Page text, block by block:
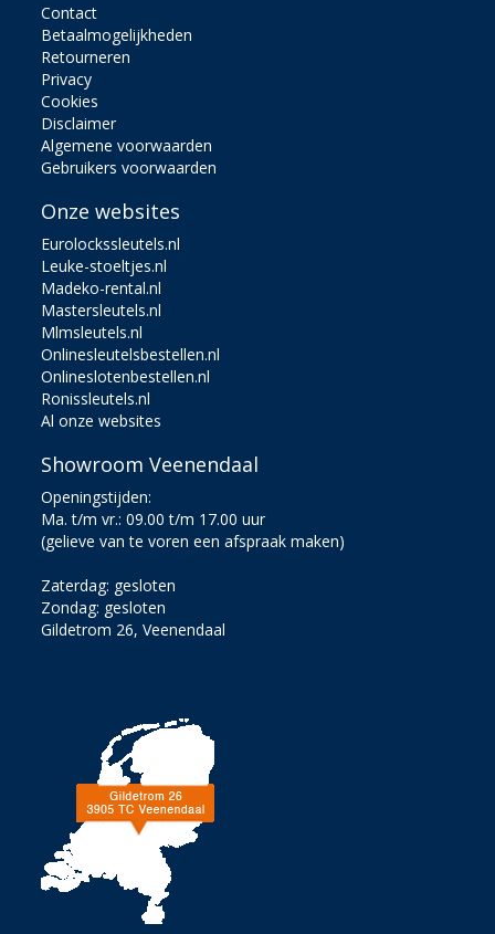
Contact
Betaalmogelijkheden
Retourneren
Privacy
Cookies
Disclaimer
Algemene voorwaarden
Gebruikers voorwaarden
Onze websites
Eurolockssleutels.nl
Leuke-stoeltjes.nl
Madeko-rental.nl
Mastersleutels.nl
Mlmsleutels.nl
Onlinesleutelsbestellen.nl
Onlineslotenbestellen.nl
Ronissleutels.nl
Al onze websites
Showroom Veenendaal
Openingstijden:
Ma. t/m vr.: 09.00 t/m 17.00 uur
(gelieve van te voren een afspraak maken)
Zaterdag: gesloten
Zondag: gesloten
Gildetrom 26, Veenendaal